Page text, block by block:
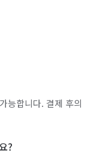
능합니다. 결제 후의
?